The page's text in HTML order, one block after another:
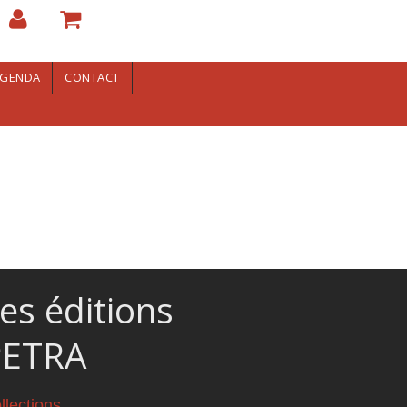
CONTACT
éditions